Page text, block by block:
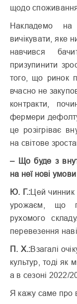
щодо
Накладемо
вичікувати, яке
навчився
призупинити
того, що ринок
вчасно не
контракти,
фермери
це розігріває
на світове
– Що буде з
на неї нові умови
Ю. Г.:Цей чинник
урожаєм, що
рухомого
перевезення
П. Х.:Взагалі
культур, тоді як
а в сезоні 2022/
Я кажу саме про